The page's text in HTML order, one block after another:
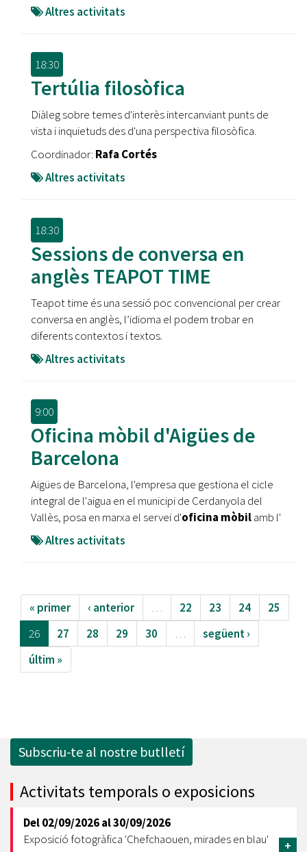
Altres activitats
18:30
Tertúlia filosòfica
Diàleg sobre temes d'interès intercanviant punts de
vista i inquietuds des d'una perspectiva filosòfica.
Coordinador: Rafa Cortés
Altres activitats
18:30
Sessions de conversa en
anglès TEAPOT TIME
Teapot time és una sessió poc convencional per crear
conversa en anglès, l’idioma el podem trobar en
diferents contextos i textos.
Altres activitats
9:00
Oficina mòbil d'Aigües de
Barcelona
Aigües de Barcelona, l'empresa que gestiona el cicle
integral de l'aigua en el municipi de Cerdanyola del
Vallès, posa en marxa el servei d'oficina mòbilamb l'
Altres activitats
« primer ‹ anterior … 22 23 24
25
26
27 28 29 30 …
següent ›
últim »
Subscriu-te al nostre butlletí
Activitats temporals o exposicions
Del02/09/2026al30/09/2026
Exposició fotogràfica 'Chefchaouen, mirades en blau'
+